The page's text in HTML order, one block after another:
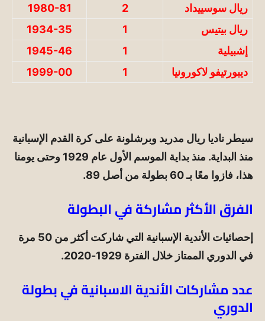
ريال سوسييداد
2
1980-81
ريال بيتيس
1
1934-35
إشبيلية
1
1945-46
ديبورتيفو لاكورونيا
1
1999-00
سيطر ناديا ريال مدريد وبرشلونة على كرة القدم الإسبانية
منذ البداية. منذ بداية الموسم الأول عام 1929 وحتى يومنا
هذا، فازوا معًا بـ 60 بطولة من أصل 89.
الفرق الأكثر مشاركة في البطولة
إحصائيات الأندية الإسبانية التي شاركت أكثر من 50 مرة
في الدوري الممتاز خلال الفترة 1929-2020.
عدد مشاركات الأندية الاسبانية في بطولة
الدوري